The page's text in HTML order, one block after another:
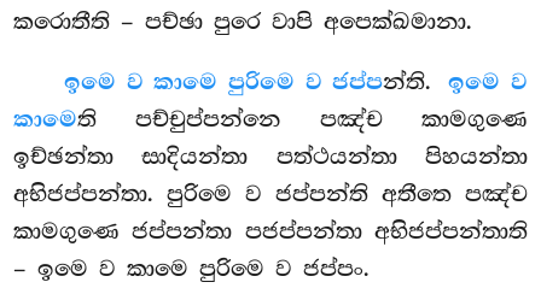
කරොතීති – පච්ඡා පුරෙ වාපි අපෙක්ඛමානා.
ඉමෙ ව කාමෙ පුරිමෙ ව ජප්පන්ති.ඉමෙ ව
කාමෙති පච්චුප්පන්නෙ පඤ්ච කාමගුණෙ
ඉච්ඡන්තා සාදියන්තා පත්ථයන්තා පිහයන්තා
අභිජප්පන්තා. පුරිමෙ ව ජප්පන්ති අතීතෙ පඤ්ච
කාමගුණෙ ජප්පන්තා පජප්පන්තා අභිජප්පන්තාති
– ඉමෙ ව කාමෙ පුරිමෙ ව ජප්පං.